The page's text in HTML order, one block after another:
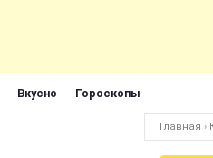
Вкусно Гороскопы
Главная ›